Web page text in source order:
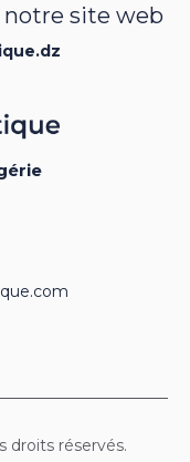
notre site web
droits réservés.